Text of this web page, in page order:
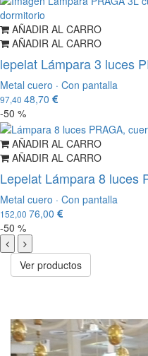
AÑADIR AL CARRO
AÑADIR AL CARRO
lepelat Lámpara 3 luces
Metal cuero · Con pantalla
97,40 48,70
-50 %
AÑADIR AL CARRO
AÑADIR AL CARRO
Lepelat Lámpara 8 luces
Metal cuero · Con pantalla
152,00 76,00
-50 %
Ver productos